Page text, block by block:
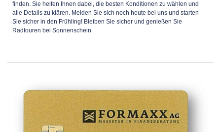
finden. Sie helfen Ihnen dabei, die besten Konditionen zu wählen und
alle Details zu klären. Melden Sie sich noch heute bei uns und starten
Sie sicher in den Frühling! Bleiben Sie sicher und genießen Sie
Radtouren bei Sonnenschein